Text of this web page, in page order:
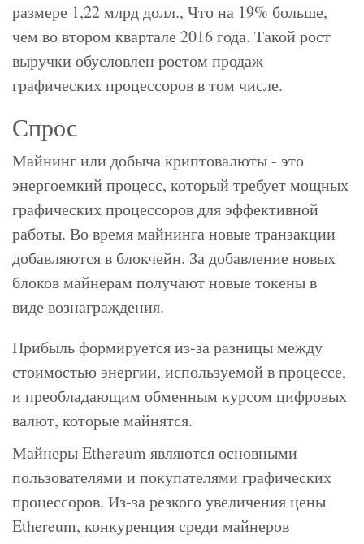
размере 1,22 млрд долл., Что на 19% больше,
чем во втором квартале 2016 года. Такой рост
выручки обусловлен ростом продаж
графических процессоров в том числе.
Спрос
Майнинг или добыча криптовалюты - это
энергоемкий процесс, который требует мощных
графических процессоров для эффективной
работы. Во время майнинга новые транзакции
добавляются в блокчейн. За добавление новых
блоков майнерам получают новые токены в
виде вознаграждения.
Прибыль формируется из-за разницы между
стоимостью энергии, используемой в процессе,
и преобладающим обменным курсом цифровых
валют, которые майнятся.
Майнеры Ethereum являются основными
пользователями и покупателями графических
процессоров. Из-за резкого увеличения цены
Ethereum, конкуренция среди майнеров